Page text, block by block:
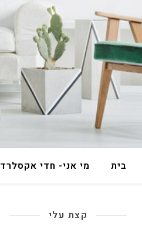
בית מי אני- חדי אקסלרד
קצת עלי